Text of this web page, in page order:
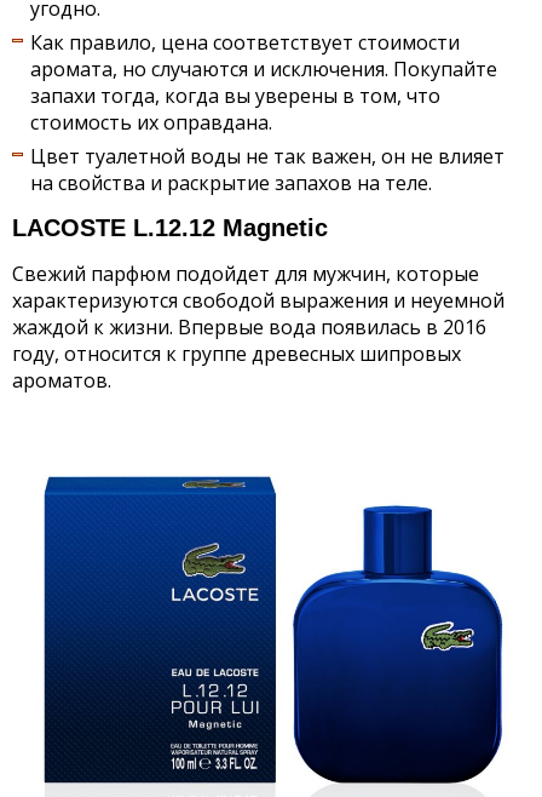
угодно.
Как правило, цена соответствует стоимости
аромата, но случаются и исключения. Покупайте
запахи тогда, когда вы уверены в том, что
стоимость их оправдана.
Цвет туалетной воды не так важен, он не влияет
на свойства и раскрытие запахов на теле.
LACOSTE L.12.12 Magnetic
Свежий парфюм подойдет для мужчин, которые
характеризуются свободой выражения и неуемной
жаждой к жизни. Впервые вода появилась в 2016
году, относится к группе древесных шипровых
ароматов.